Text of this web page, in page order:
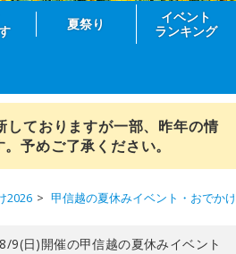
夏祭り
イベント
ランキング
しておりますが一部、昨年の情
予めご了承ください。
2026 甲信越の夏休みイベント・おでか
9(日)開催の甲信越の夏休みイベント